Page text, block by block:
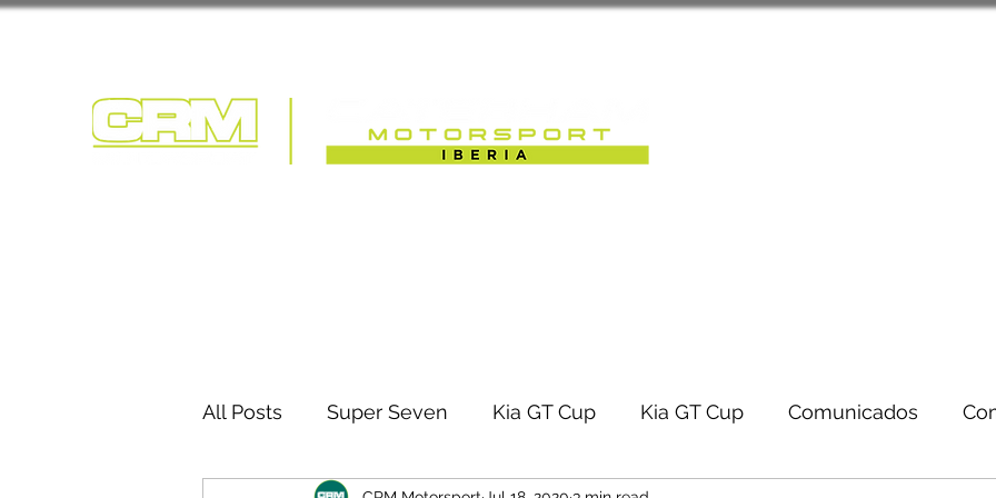
All Posts Super Seven Kia GT Cup Kia GT Cup Comunicados